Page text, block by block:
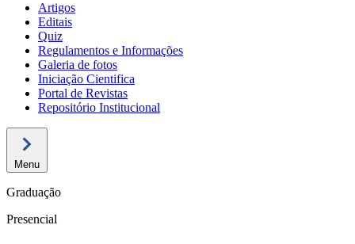
Artigos
Editais
Quiz
Regulamentos e Informações
Galeria de fotos
Iniciação Cientifica
Portal de Revistas
Repositório Institucional
Menu
Graduação
Presencial